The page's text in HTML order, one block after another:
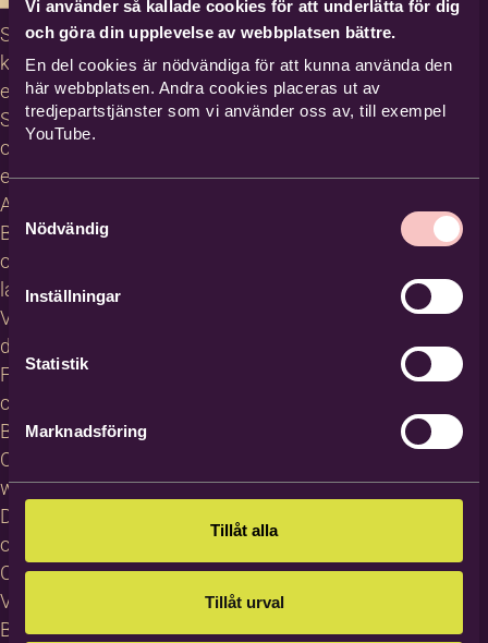
Vi använder så kallade cookies för att underlätta för dig
och göra din upplevelse av webbplatsen bättre.
En del cookies är nödvändiga för att kunna använda den
här webbplatsen. Andra cookies placeras ut av
tredjepartstjänster som vi använder oss av, till exempel
YouTube.
Samtyckesval
Nödvändig
Inställningar
Statistik
Marknadsföring
Tillåt alla
Tillåt urval
Studiecirklar,
kurser och
evenemang
Studiematerial
och
erbjudanden
About
Bilda in
other
languages
Villkor för
deltagare
För
cirkelledare
Blanketter
Om
webbplatsen
Dataskydd
och GDPR
Cookies
Visselblåsning
Bildas